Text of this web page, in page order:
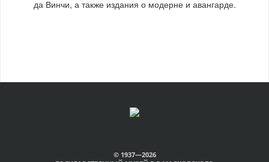
да Винчи, а также издания о модерне и авангарде.
© 1937—2026